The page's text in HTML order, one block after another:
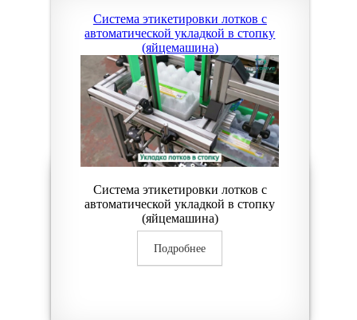
Система этикетировки лотков с
автоматической укладкой в стопку
(яйцемашина)
Система этикетировки лотков с
автоматической укладкой в стопку
(яйцемашина)
Подробнее